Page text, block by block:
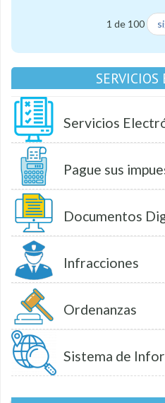
1 de 100
Servicios
Pague sus
Documentos
Infracciones
Ordenanzas
Sistema de